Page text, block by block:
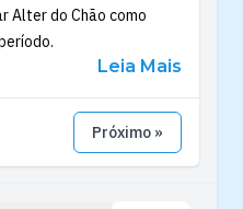
Alter do Chão como
Leia Mais
Próximo »